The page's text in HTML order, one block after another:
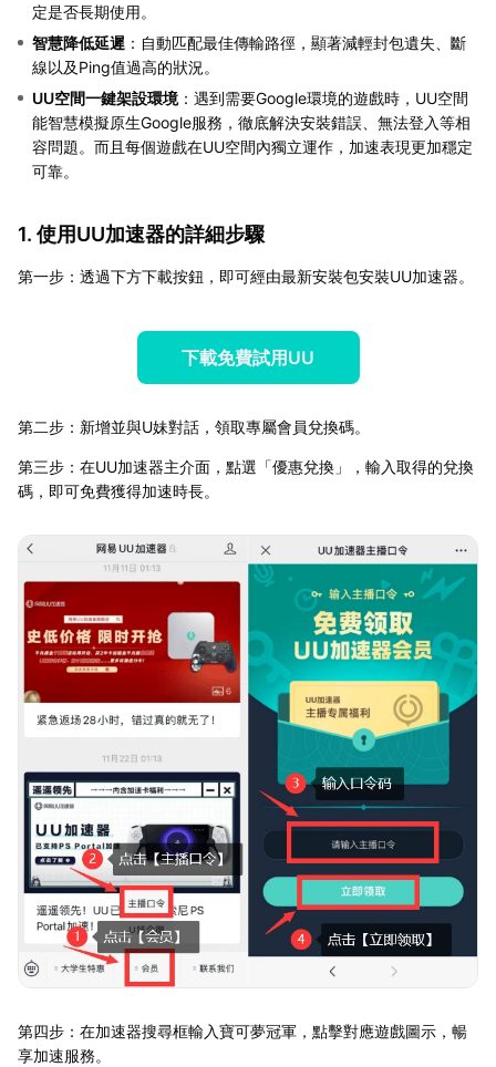
定是否長期使用。
智慧降低延遲 ：自動匹配最佳傳輸路徑，顯著減輕封包遺失、斷
線以及Ping值過高的狀況。
UU空間一鍵架設環境：遇到需要Google環境的遊戲時，UU空間
能智慧模擬原生Google服務，徹底解決安裝錯誤、無法登入等相
容問題。而且每個遊戲在UU空間內獨立運作，加速表現更加穩定
可靠。
1. 使用UU加速器的詳細步驟
第一步：透過下方下載按鈕，即可經由最新安裝包安裝UU加速器。
下載免費試用UU
第二步：新增並與U妹對話，領取專屬會員兌換碼。
第三步：在UU加速器主介面，點選「優惠兌換」，輸入取得的兌換
碼，即可免費獲得加速時長。
第四步：在加速器搜尋框輸入寶可夢冠軍，點擊對應遊戲圖示，暢
享加速服務。